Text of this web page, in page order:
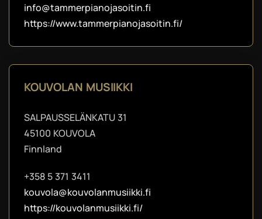
info@tammerpianojasoitin.fi
https://www.tammerpianojasoitin.fi/
KOUVOLAN MUSIIKKI
SALPAUSSELÄNKATU 31
45100 KOUVOLA
Finnland
+358 5 371 3411
kouvola@kouvolanmusiikki.fi
https://kouvolanmusiikki.fi/